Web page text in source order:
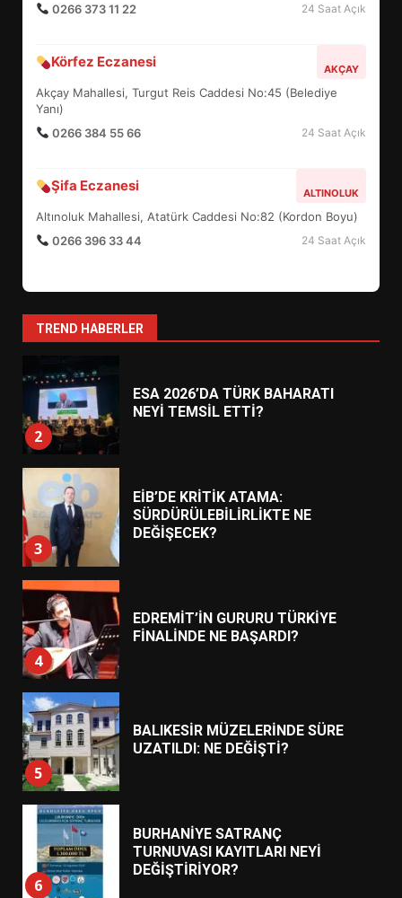
0266 373 11 22
24 Saat Açık
Körfez Eczanesi AKÇAY
Akçay Mahallesi, Turgut Reis Caddesi No:45 (Belediye
Yanı)
0266 384 55 66
24 Saat Açık
Şifa Eczanesi ALTINOLUK
Altınoluk Mahallesi, Atatürk Caddesi No:82 (Kordon Boyu)
0266 396 33 44
24 Saat Açık
TREND HABERLER
6
TURNUVASI KAYITLARI NEYİ
7
YENİ YÖNETİM NASIL
ŞEKİLLENDİ?
1
HAREKETE GEÇİYOR: GÖZLER
2
ESA 2026’DA TÜRK BAHARATI
NEYİ TEMSİL ETTİ?
3
EİB’DE KRİTİK ATAMA:
SÜRDÜRÜLEBİLİRLİKTE NE
DEĞİŞECEK?
4
EDREMİT’İN GURURU TÜRKİYE
FİNALİNDE NE BAŞARDI?
5
BALIKESİR MÜZELERİNDE SÜRE
UZATILDI: NE DEĞİŞTİ?
6
BURHANİYE SATRANÇ
TURNUVASI KAYITLARI NEYİ
DEĞİŞTİRİYOR?